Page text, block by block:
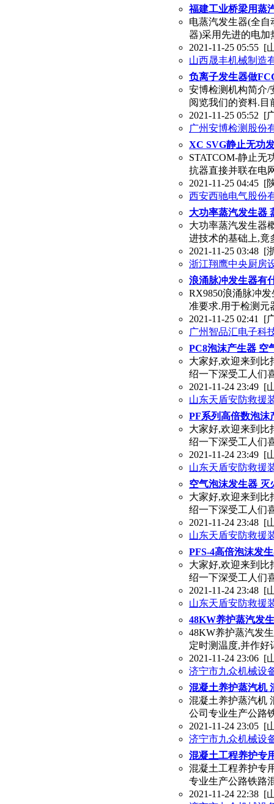
福建工业桥梁用蒸
电蒸汽发生器(全
器)采用先进的电加
2021-11-25 05:55 [
山西晟丰机械制造
负离子发生器做
安博检测机构简介/
阅览我们的资料.目
2021-11-25 05:52 [
广州安博检测股份
XC SVG静止无功
STATCOM-静止无
抗器直接并联在电
2021-11-25 04:45 [
西安西驰电气股份
大功率蒸汽发生器
大功率蒸汽发生器
进技术的基础上,竟
2021-11-25 03:48 [
浙江翔鹰中央厨房
浪涌脉冲发生器有
RX9850浪涌脉冲
准要求.用于检测元
2021-11-25 02:41 [
广州智品汇电子科
PC8泡沫产生器 空
大家好,欢迎来到比
绍一下深受工人们
2021-11-24 23:49 [
山东天盾安防救援
PF系列高倍数泡沫
大家好,欢迎来到比
绍一下深受工人们
2021-11-24 23:49 [
山东天盾安防救援
空气泡沫发生器 灭
大家好,欢迎来到比
绍一下深受工人们
2021-11-24 23:48 [
山东天盾安防救援
PFS-4高倍泡沫发
大家好,欢迎来到比
绍一下深受工人们
2021-11-24 23:48 [
山东天盾安防救援
48KW养护蒸汽发
48KW养护蒸汽发
定时测温度,并作好
2021-11-24 23:06 [
济宁市九众机械设
混凝土养护蒸汽机
混凝土养护蒸汽机
公司专业生产公路
2021-11-24 23:05 [
济宁市九众机械设
混凝土工程养护专
混凝土工程养护专
专业生产公路铁路
2021-11-24 22:38 [